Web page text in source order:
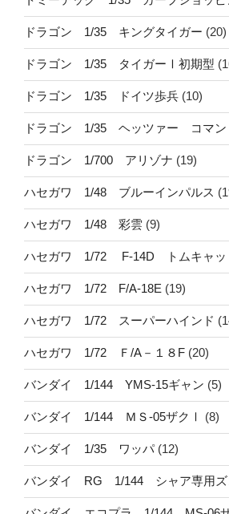
ドラゴン 1/35 キングタイガー (20)
ドラゴン 1/35 タイガーⅠ初期型
ドラゴン 1/35 ドイツ歩兵 (10)
ドラゴン 1/35 ヘッツァー コマン
ドラゴン 1/700 アリゾナ (19)
ハセガワ 1/48 ブルーインパルス
ハセガワ 1/48 彩雲 (9)
ハセガワ 1/72 F-14D トムキャ
ハセガワ 1/72 F/A-18E (19)
ハセガワ 1/72 スーパーハインド
ハセガワ 1/72 Ｆ/A－１８F (20)
バンダイ 1/144 YMS-15ギャン (5)
バンダイ 1/144 ＭＳ-05ザクⅠ (8)
バンダイ 1/35 ワッパ(12)
バンダイ RG 1/144 シャア専用ズ